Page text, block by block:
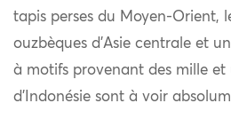
tapis perses du Moyen-Orient,
ouzbèques d’Asie centrale et
à motifs provenant des mille et
d’Indonésie sont à voir